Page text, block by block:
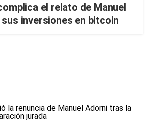
el relato de Manuel
inversiones en bitcoin